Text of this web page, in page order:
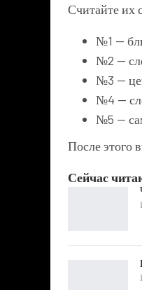
Считайте их
№1 —
№2 —
№3 —
№4 —
№5 —
После этого
Сейчас